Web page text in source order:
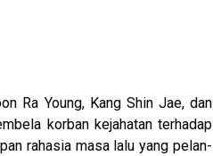
Ra Young, Kang Shin Jae, dan
korban kejahatan terhadap
rahasia masa lalu yang pelan-